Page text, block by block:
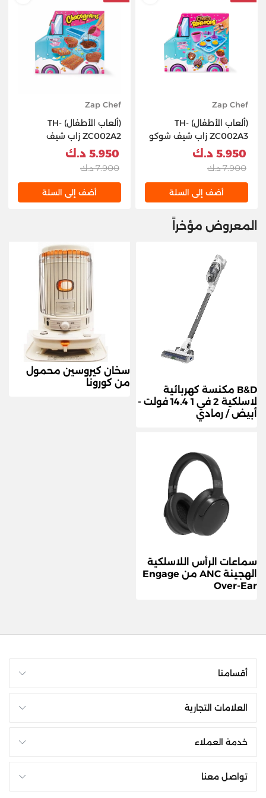
Zap Chef
(ألعاب الأطفال) TH-
ZC002A3 زاب شيف شوكو
رينغ بوبس
5.950 د.ك
7.900 د.ك
أضف إلى السلة
Zap Chef
(ألعاب الأطفال) TH-
ZC002A2 زاب شيف
شوكوغرامات
5.950 د.ك
7.900 د.ك
أضف إلى السلة
المعروض مؤخراً
B&D مكنسة كهربائية
لاسلكية 2 في 1 14.4 فولت -
أبيض / رمادي
سخان كيروسين محمول
من كورونا
سماعات الرأس اللاسلكية
الهجينة ANC من Engage
Over-Ear
أقسامنا
العلامات التجارية
خدمة العملاء
تواصل معنا